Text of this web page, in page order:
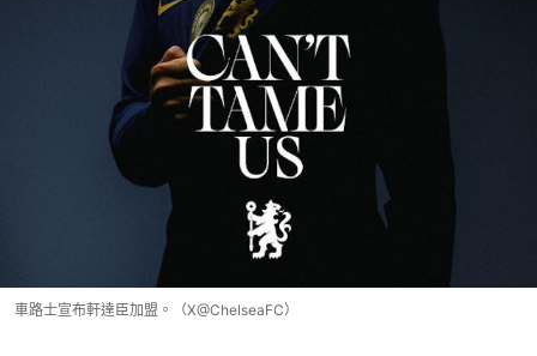
車路士宣布軒達臣加盟。（X@ChelseaFC）